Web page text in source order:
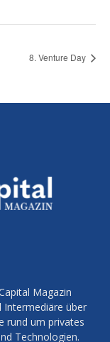
8. Venture Day
Magazin
Intermediäre über
rund um privates
Technologien.